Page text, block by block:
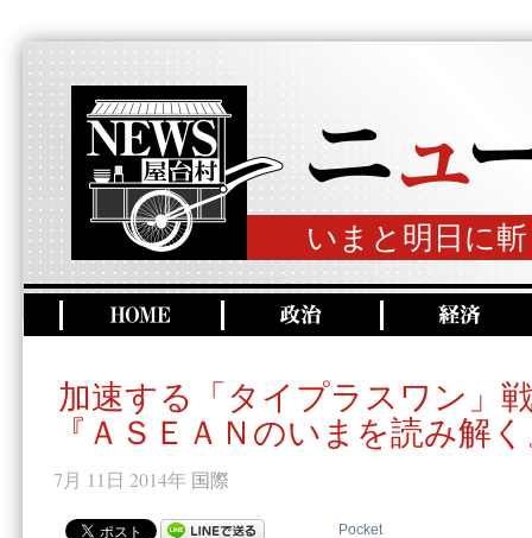
いまと明日に
加速する「タイプラスワン」
『ＡＳＥＡＮのいまを読み解
7月 11日 2014年 国際
Pocket